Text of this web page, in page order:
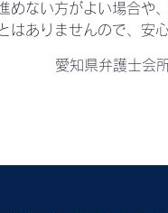
めない方がよい場合や
はありませんので、安
愛知県弁護士会